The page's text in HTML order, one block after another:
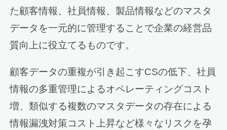
た顧客情報、社員情報、製品情報などのマスタ
データを一元的に管理することで企業の経営品
質向上に役立てるものです。
顧客データの重複が引き起こすCSの低下、社員
情報の多重管理によるオペレーティングコスト
増、類似する複数のマスタデータの存在による
情報漏洩対策コスト上昇など様々なリスクを孕